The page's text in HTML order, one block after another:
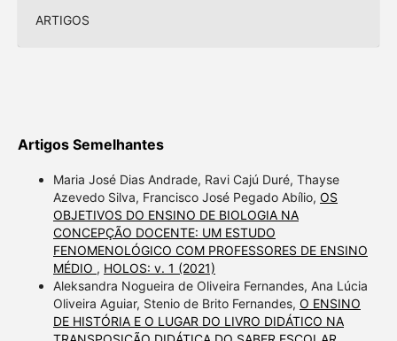
ARTIGOS
Artigos Semelhantes
Maria José Dias Andrade, Ravi Cajú Duré, Thayse
Azevedo Silva, Francisco José Pegado Abílio, OS
OBJETIVOS DO ENSINO DE BIOLOGIA NA
CONCEPÇÃO DOCENTE: UM ESTUDO
FENOMENOLÓGICO COM PROFESSORES DE ENSINO
MÉDIO , HOLOS: v. 1 (2021)
Aleksandra Nogueira de Oliveira Fernandes, Ana Lúcia
Oliveira Aguiar, Stenio de Brito Fernandes, O ENSINO
DE HISTÓRIA E O LUGAR DO LIVRO DIDÁTICO NA